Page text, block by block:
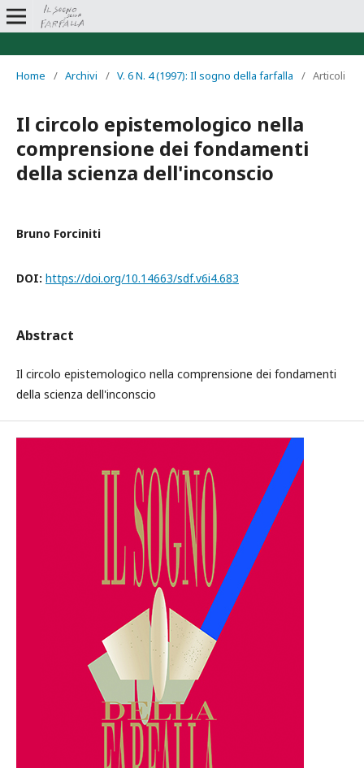
Home / Archivi / V. 6 N. 4 (1997): Il sogno della farfalla / Articoli
Il circolo epistemologico nella
comprensione dei fondamenti
della scienza dell'inconscio
Bruno Forciniti
DOI: https://doi.org/10.14663/sdf.v6i4.683
Abstract
Il circolo epistemologico nella comprensione dei fondamenti
della scienza dell'inconscio